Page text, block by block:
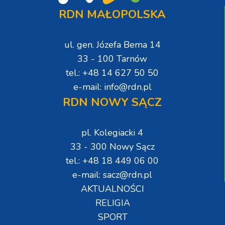
RDN MAŁOPOLSKA
ul. gen. Józefa Bema 14
33 - 100 Tarnów
tel.: +48 14 627 50 50
e-mail: info@rdn.pl
RDN NOWY SĄCZ
pl. Kolegiacki 4
33 - 300 Nowy Sącz
tel.: +48 18 449 06 00
e-mail: sacz@rdn.pl
AKTUALNOŚCI
RELIGIA
SPORT